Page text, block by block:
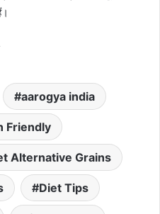
aarogya india
Friendly
Alternative Grains
Diet Tips